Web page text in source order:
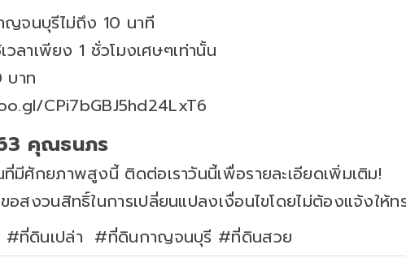
ญจนบุรีไม่ถึง 10 นาที
ลาเพียง 1 ชั่วโมงเศษๆเท่านั้น
บาท
CPi7bGBJ5hd24LxT6
คุณธนภร
มีศักยภาพสูงนี้ ติดต่อเราวันนี้เพื่อรายละเอียดเพิ่มเติม!
อสงวนสิทธิ์ในการเปลี่ยนแปลงเงื่อนไขโดยไม่ต้องแจ้งให้ท
#ที่ดินเปล่า #ที่ดินกาญจนบุรี #ที่ดินสวย